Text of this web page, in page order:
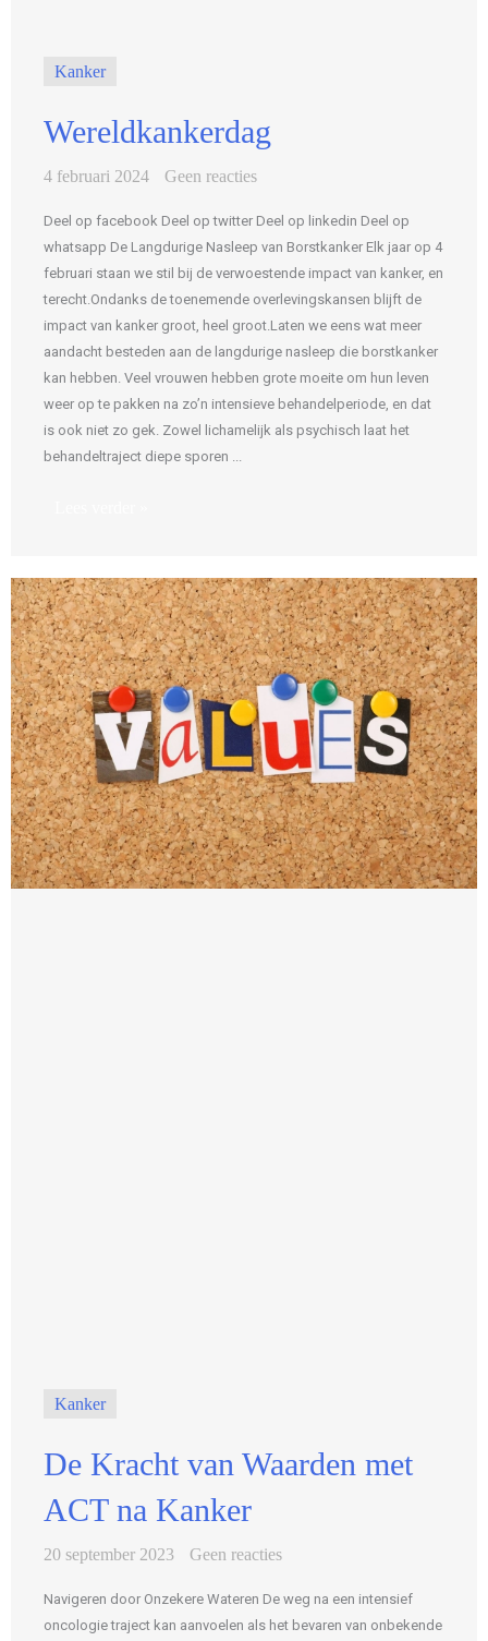
Kanker
Wereldkankerdag
4 februari 2024 Geen reacties
Deel op facebook Deel op twitter Deel op linkedin Deel op
whatsapp De Langdurige Nasleep van Borstkanker Elk jaar op 4
februari staan we stil bij de verwoestende impact van kanker, en
terecht.Ondanks de toenemende overlevingskansen blijft de
impact van kanker groot, heel groot.Laten we eens wat meer
aandacht besteden aan de langdurige nasleep die borstkanker
kan hebben. Veel vrouwen hebben grote moeite om hun leven
weer op te pakken na zo’n intensieve behandelperiode, en dat
is ook niet zo gek. Zowel lichamelijk als psychisch laat het
behandeltraject diepe sporen ...
Kanker
De Kracht van Waarden met
ACT na Kanker
20 september 2023 Geen reacties
Navigeren door Onzekere Wateren De weg na een intensief
oncologie traject kan aanvoelen als het bevaren van onbekende